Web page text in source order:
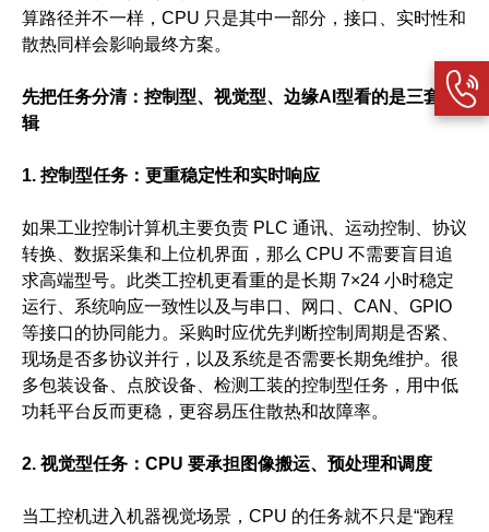
算路径并不一样，CPU 只是其中一部分，接口、实时性和
散热同样会影响最终方案。
先把任务分清：控制型、视觉型、边缘AI型看的是三套逻
辑
1. 控制型任务：更重稳定性和实时响应
如果工业控制计算机主要负责 PLC 通讯、运动控制、协议
转换、数据采集和上位机界面，那么 CPU 不需要盲目追
求高端型号。此类工控机更看重的是长期 7×24 小时稳定
运行、系统响应一致性以及与串口、网口、CAN、GPIO
等接口的协同能力。采购时应优先判断控制周期是否紧、
现场是否多协议并行，以及系统是否需要长期免维护。很
多包装设备、点胶设备、检测工装的控制型任务，用中低
功耗平台反而更稳，更容易压住散热和故障率。
2. 视觉型任务：CPU 要承担图像搬运、预处理和调度
当工控机进入机器视觉场景，CPU 的任务就不只是“跑程